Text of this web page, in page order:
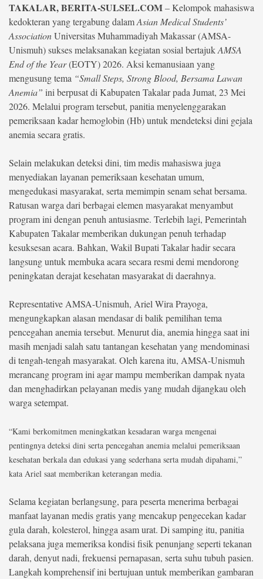
Copyright
2026
berita-
sulsel.com
All
Right
Reserved
TAKALAR, BERITA-SULSEL.COM– Kelompok mahasiswa
kedokteran yang tergabung dalamAsian Medical Students’
AssociationUniversitas Muhammadiyah Makassar (AMSA-
Unismuh) sukses melaksanakan kegiatan sosial bertajukAMSA
End of the Year(EOTY) 2026. Aksi kemanusiaan yang
mengusung tema “Small Steps, Strong Blood, Bersama Lawan
Anemia” ini berpusat di Kabupaten Takalar pada Jumat, 23 Mei
2026. Melalui program tersebut, panitia menyelenggarakan
pemeriksaan kadar hemoglobin (Hb) untuk mendeteksi dini gejala
anemia secara gratis.
Selain melakukan deteksi dini, tim medis mahasiswa juga
menyediakan layanan pemeriksaan kesehatan umum,
mengedukasi masyarakat, serta memimpin senam sehat bersama.
Ratusan warga dari berbagai elemen masyarakat menyambut
program ini dengan penuh antusiasme. Terlebih lagi, Pemerintah
Kabupaten Takalar memberikan dukungan penuh terhadap
kesuksesan acara. Bahkan, Wakil Bupati Takalar hadir secara
langsung untuk membuka acara secara resmi demi mendorong
peningkatan derajat kesehatan masyarakat di daerahnya.
Representative AMSA-Unismuh, Ariel Wira Prayoga,
mengungkapkan alasan mendasar di balik pemilihan tema
pencegahan anemia tersebut. Menurut dia, anemia hingga saat ini
masih menjadi salah satu tantangan kesehatan yang mendominasi
di tengah-tengah masyarakat. Oleh karena itu, AMSA-Unismuh
merancang program ini agar mampu memberikan dampak nyata
dan menghadirkan pelayanan medis yang mudah dijangkau oleh
warga setempat.
“Kami berkomitmen meningkatkan kesadaran warga mengenai
pentingnya deteksi dini serta pencegahan anemia melalui pemeriksaan
kesehatan berkala dan edukasi yang sederhana serta mudah dipahami,”
kata Ariel saat memberikan keterangan media.
Selama kegiatan berlangsung, para peserta menerima berbagai
manfaat layanan medis gratis yang mencakup pengecekan kadar
gula darah, kolesterol, hingga asam urat. Di samping itu, panitia
pelaksana juga memeriksa kondisi fisik penunjang seperti tekanan
darah, denyut nadi, frekuensi pernapasan, serta suhu tubuh pasien.
Langkah komprehensif ini bertujuan untuk memberikan gambaran